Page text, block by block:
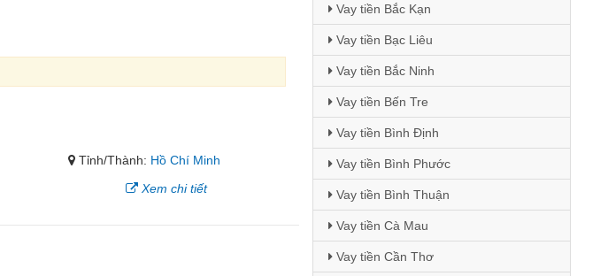
Tỉnh/Thành: Hồ Chí Minh
Xem chi tiết
Vay tiền Bắc Kạn
Vay tiền Bạc Liêu
Vay tiền Bắc Ninh
Vay tiền Bến Tre
Vay tiền Bình Định
Vay tiền Bình Phước
Vay tiền Bình Thuận
Vay tiền Cà Mau
Vay tiền Cần Thơ